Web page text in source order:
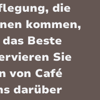
die
kommen,
Beste
Sie
von Café
darüber